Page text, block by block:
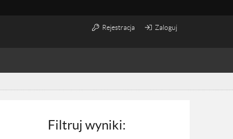
Rejestracja Zaloguj
Filtruj wyniki: